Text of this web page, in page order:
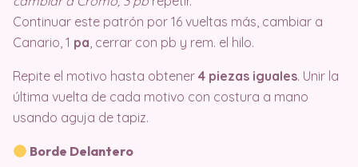
Continuar este patrón por 16 vueltas más, cambiar a
Canario, 1 pa, cerrar con pb y rem. el hilo.
Repite el motivo hasta obtener 4 piezas iguales. Unir la
última vuelta de cada motivo con costura a mano
usando aguja de tapiz.
Borde Delantero